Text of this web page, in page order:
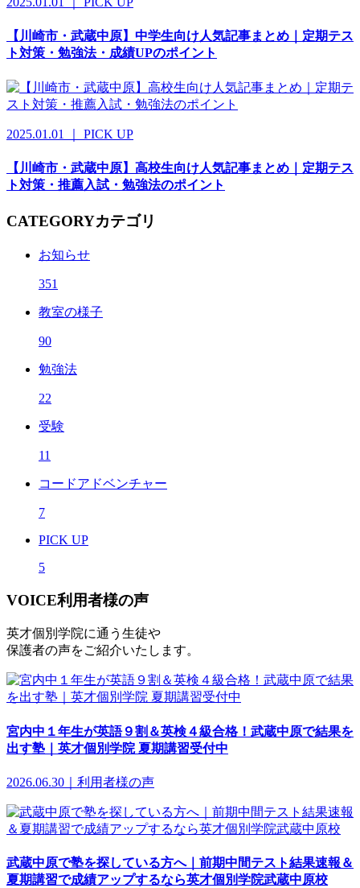
【川崎市・武蔵中原】中学生向け人気記事まとめ｜定期テス
ト対策・勉強法・成績UPのポイント
2025.01.01 ｜ PICK UP
【川崎市・武蔵中原】高校生向け人気記事まとめ｜定期テス
ト対策・推薦入試・勉強法のポイント
CATEGORYカテゴリ
お知らせ
351
教室の様子
90
勉強法
22
受験
11
コードアドベンチャー
7
PICK UP
5
VOICE利用者様の声
英才個別学院に通う生徒や
保護者の声をご紹介いたします。
宮内中１年生が英語９割＆英検４級合格！武蔵中原で結果を
出す塾｜英才個別学院 夏期講習受付中
2026.06.30｜利用者様の声
武蔵中原で塾を探している方へ｜前期中間テスト結果速報＆
夏期講習で成績アップするなら英才個別学院武蔵中原校